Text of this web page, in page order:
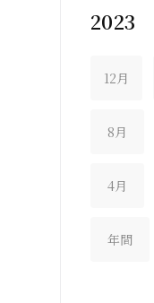
2023
12月
8月
4月
年間